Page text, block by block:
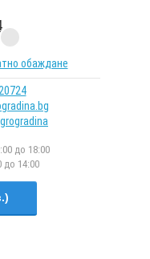
обаждане
до 18:00
до 14:00